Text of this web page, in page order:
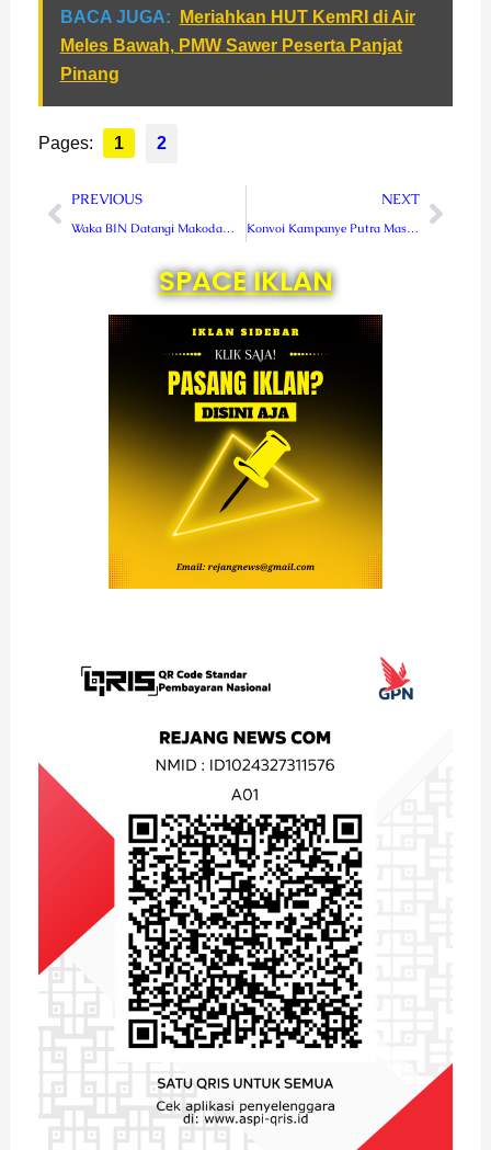
BACA JUGA:
Meriahkan HUT KemRI di Air
Meles Bawah, PMW Sawer Peserta Panjat
Pinang
Pages: 1 2
Prev
PREVIOUS
Waka BIN Datangi Makodam Kasuari
NEXT
Konvoi Kampanye Putra Mas Disambut Antusias Warga Dapil I
Next
SPACE IKLAN